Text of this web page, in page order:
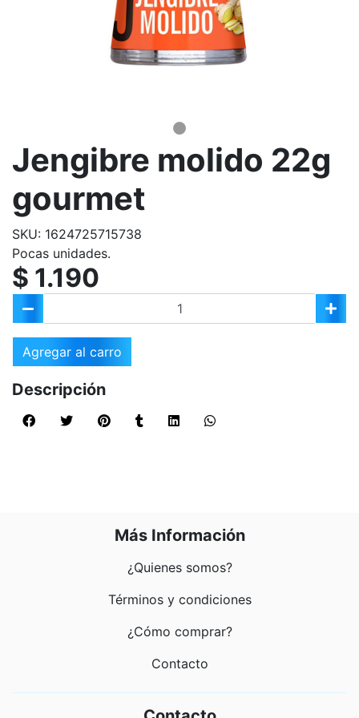
Jengibre molido 22g
gourmet
SKU: 1624725715738
Pocas unidades.
$ 1.190
Agregar al carro
Descripción
Más Información
¿Quienes somos?
Términos y condiciones
¿Cómo comprar?
Contacto